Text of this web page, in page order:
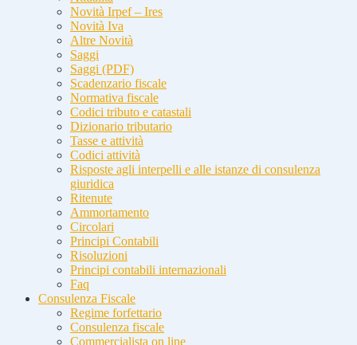
Novità Irpef – Ires
Novità Iva
Altre Novità
Saggi
Saggi (PDF)
Scadenzario fiscale
Normativa fiscale
Codici tributo e catastali
Dizionario tributario
Tasse e attività
Codici attività
Risposte agli interpelli e alle istanze di consulenza
giuridica
Ritenute
Ammortamento
Circolari
Principi Contabili
Risoluzioni
Principi contabili internazionali
Faq
Consulenza Fiscale
Regime forfettario
Consulenza fiscale
Commercialista on line